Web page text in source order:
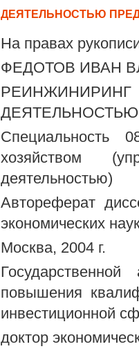
ДЕЯТЕЛЬНОСТЬЮ
На правах
ФЕДОТОВ ИВАН
Специальность
хозяйством
деятельностью)
Автореферат
экономических
Москва, 2004 г.
повышения
инвестиционной
доктор